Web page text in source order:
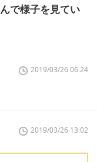
で様子を見てい
2019/03/26 06:24
2019/03/26 13:02